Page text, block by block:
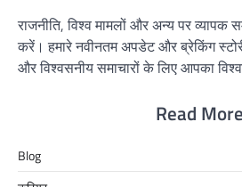
राजनीति, विश्व मामलों और अन्य पर
करें। हमारे नवीनतम अपडेट और ब्रेकिंग
और विश्वसनीय समाचारों के लिए आपका
Read More
Blog